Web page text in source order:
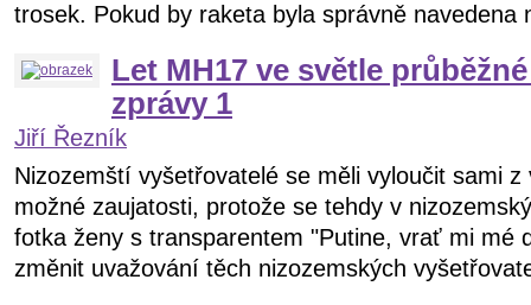
trosek. Pokud by raketa byla správně navedena
Let MH17 ve světle
zprávy 1
Jiří Řezník
Nizozemští vyšetřovatelé se měli vyloučit sami
možné zaujatosti, protože se tehdy v
fotka ženy s transparentem "Putine, vrať mi mé
změnit uvažování těch nizozemských